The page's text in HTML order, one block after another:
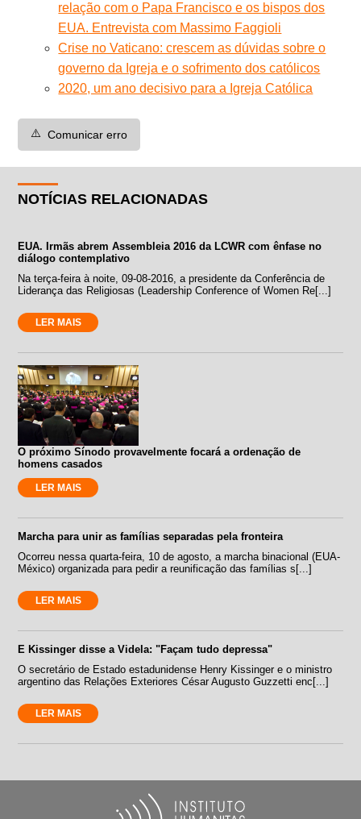
relação com o Papa Francisco e os bispos dos
EUA. Entrevista com Massimo Faggioli
Crise no Vaticano: crescem as dúvidas sobre o
governo da Igreja e o sofrimento dos católicos
2020, um ano decisivo para a Igreja Católica
⚠️ Comunicar erro
NOTÍCIAS RELACIONADAS
EUA. Irmãs abrem Assembleia 2016 da LCWR com ênfase no
diálogo contemplativo
Na terça-feira à noite, 09-08-2016, a presidente da Conferência de
Liderança das Religiosas (Leadership Conference of Women Re[...]
LER MAIS
O próximo Sínodo provavelmente focará a ordenação de
homens casados
LER MAIS
Marcha para unir as famílias separadas pela fronteira
Ocorreu nessa quarta-feira, 10 de agosto, a marcha binacional (EUA-
México) organizada para pedir a reunificação das famílias s[...]
LER MAIS
E Kissinger disse a Videla: "Façam tudo depressa"
O secretário de Estado estadunidense Henry Kissinger e o ministro
argentino das Relações Exteriores César Augusto Guzzetti enc[...]
LER MAIS